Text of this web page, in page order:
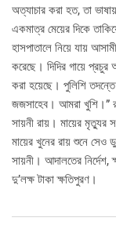
অত্যাচার করা হত, তা
একমাত্র মেয়ের দিকে
হাসপাতালে নিয়ে যায়
করেছে। দিদির গায়ে প্রচুর
করা হয়েছে। পুলিশি
জজসাহেব। আমরা খুশি।”
সায়নী রায়। মায়ের
মায়ের খুনের রায় শুনে
সায়নী। আদালতের নির্দেশ,
দু’লক্ষ টাকা ক্ষতিপুরণ।